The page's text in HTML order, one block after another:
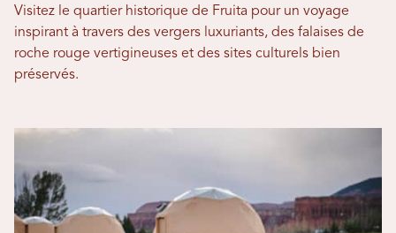
Visitez le quartier historique de Fruita pour un voyage
inspirant à travers des vergers luxuriants, des falaises de
roche rouge vertigineuses et des sites culturels bien
préservés.